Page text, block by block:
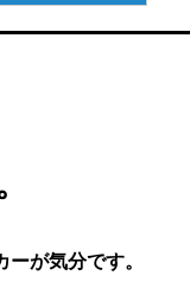
が気分です。